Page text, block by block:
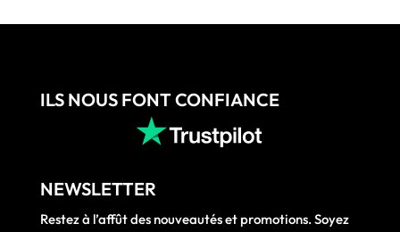
ILS NOUS FONT CONFIANCE
NEWSLETTER
Restez à l’affût des nouveautés et promotions. Soyez